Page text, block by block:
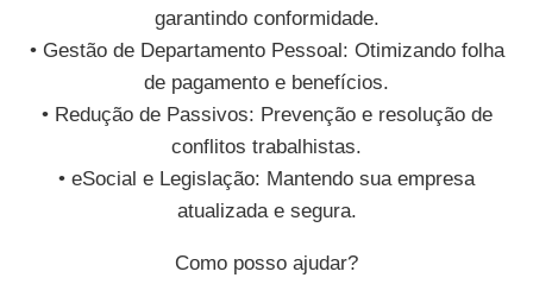
garantindo conformidade.
• Gestão de Departamento Pessoal: Otimizando folha
de pagamento e benefícios.
• Redução de Passivos: Prevenção e resolução de
conflitos trabalhistas.
• eSocial e Legislação: Mantendo sua empresa
atualizada e segura.
Como posso ajudar?